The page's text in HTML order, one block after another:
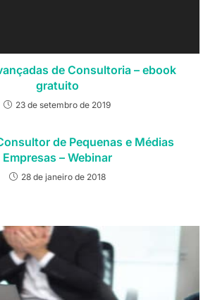
de Consultoria – ebook
gratuito
23 de setembro de 2019
de Pequenas e Médias
Empresas – Webinar
28 de janeiro de 2018